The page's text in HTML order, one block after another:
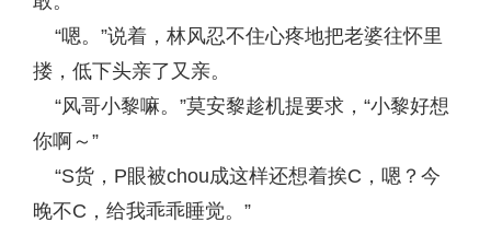
“嗯。”说着，林风忍不住心疼地把老婆往怀里
搂，低下头亲了又亲。
“风哥小黎嘛。”莫安黎趁机提要求，“小黎好想
你啊～”
“S货，P眼被chou成这样还想着挨C，嗯？今
晚不C，给我乖乖睡觉。”